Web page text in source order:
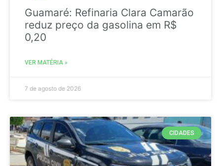
Guamaré: Refinaria Clara Camarão
reduz preço da gasolina em R$
0,20
VER MATÉRIA »
7 de agosto de 2026
CIDADES